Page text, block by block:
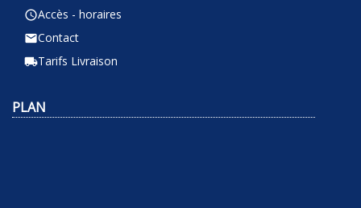
query_builderAccès - horaires
emailContact
local_shippingTarifs Livraison
PLAN